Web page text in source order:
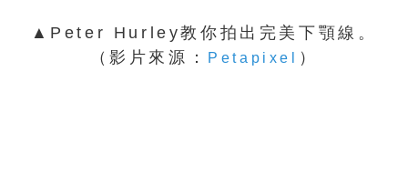
▲Peter Hurley教你拍出完美下顎線。
（影片來源：
Petapixel ）